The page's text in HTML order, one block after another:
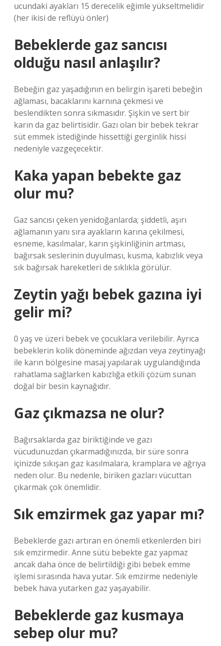
ucundaki ayakları 15 derecelik eğimle yükseltmelidir
(her ikisi de reflüyü önler)
Bebeklerde gaz sancısı
olduğu nasıl anlaşılır?
Bebeğin gaz yaşadığının en belirgin işareti bebeğin
ağlaması, bacaklarını karnına çekmesi ve
beslendikten sonra sıkmasıdır. Şişkin ve sert bir
karın da gaz belirtisidir. Gazı olan bir bebek tekrar
süt emmek istediğinde hissettiği gerginlik hissi
nedeniyle vazgeçecektir.
Kaka yapan bebekte gaz
olur mu?
Gaz sancısı çeken yenidoğanlarda; şiddetli, aşırı
ağlamanın yanı sıra ayakların karına çekilmesi,
esneme, kasılmalar, karın şişkinliğinin artması,
bağırsak seslerinin duyulması, kusma, kabızlık veya
sık bağırsak hareketleri de sıklıkla görülür.
Zeytin yağı bebek gazına iyi
gelir mi?
0 yaş ve üzeri bebek ve çocuklara verilebilir. Ayrıca
bebeklerin kolik döneminde ağızdan veya zeytinyağı
ile karın bölgesine masaj yapılarak uygulandığında
rahatlama sağlarken kabızlığa etkili çözüm sunan
doğal bir besin kaynağıdır.
Gaz çıkmazsa ne olur?
Bağırsaklarda gaz biriktiğinde ve gazı
vücudunuzdan çıkarmadığınızda, bir süre sonra
içinizde sıkışan gaz kasılmalara, kramplara ve ağrıya
neden olur. Bu nedenle, biriken gazları vücuttan
çıkarmak çok önemlidir.
Sık emzirmek gaz yapar mı?
Bebeklerde gazı artıran en önemli etkenlerden biri
sık emzirmedir. Anne sütü bebekte gaz yapmaz
ancak daha önce de belirtildiği gibi bebek emme
işlemi sırasında hava yutar. Sık emzirme nedeniyle
bebek hava yutarken gaz yaşayabilir.
Bebeklerde gaz kusmaya
sebep olur mu?